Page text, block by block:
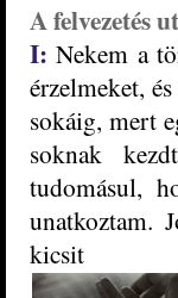
A felvezetés
I: Nekem a
érzelmeket,
sokáig, mert
soknak
tudomásul,
unatkoztam.
kicsit